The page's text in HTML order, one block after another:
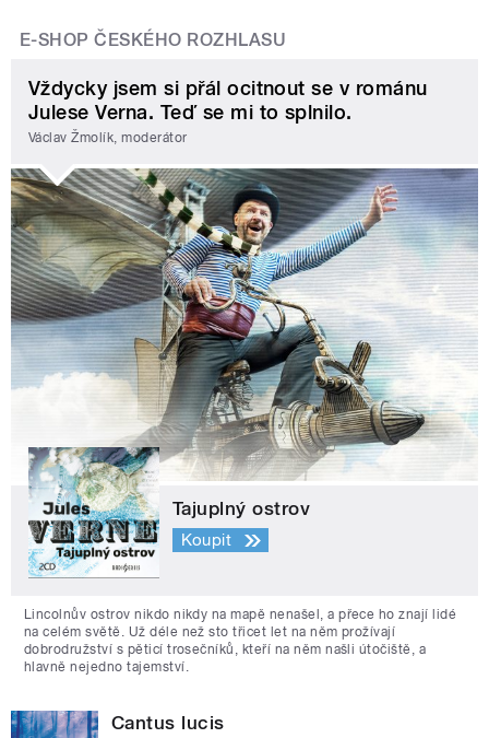
E-SHOP ČESKÉHO ROZHLASU
Vždycky jsem si přál ocitnout se v románu
Julese Verna. Teď se mi to splnilo.
Václav Žmolík, moderátor
Tajuplný ostrov
Koupit
Lincolnův ostrov nikdo nikdy na mapě nenašel, a přece ho znají lidé
na celém světě. Už déle než sto třicet let na něm prožívají
dobrodružství s pěticí trosečníků, kteří na něm našli útočiště, a
hlavně nejedno tajemství.
Cantus lucis